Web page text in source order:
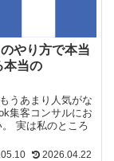
やり方で本当
本当の
うあまり人気がな
集客コンサルにお
実は私のところ
2026.04.22